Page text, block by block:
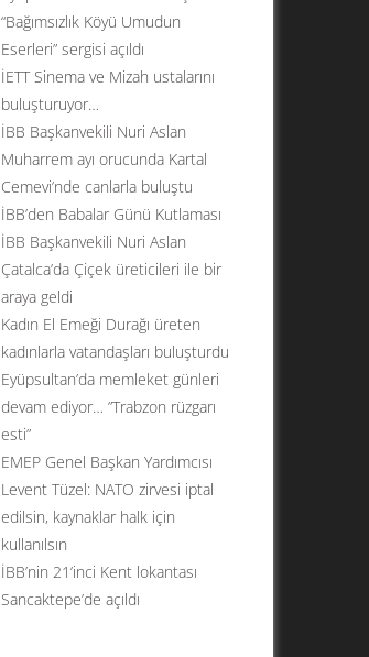
“Bağımsızlık Köyü Umudun
Eserleri” sergisi açıldı
İETT Sinema ve Mizah ustalarını
buluşturuyor…
İBB Başkanvekili Nuri Aslan
Muharrem ayı orucunda Kartal
Cemevi’nde canlarla buluştu
İBB’den Babalar Günü Kutlaması
İBB Başkanvekili Nuri Aslan
Çatalca’da Çiçek üreticileri ile bir
araya geldi
Kadın El Emeği Durağı üreten
kadınlarla vatandaşları buluşturdu
Eyüpsultan’da memleket günleri
devam ediyor… ”Trabzon rüzgarı
esti”
EMEP Genel Başkan Yardımcısı
Levent Tüzel: NATO zirvesi iptal
edilsin, kaynaklar halk için
kullanılsın
İBB’nin 21’inci Kent lokantası
Sancaktepe’de açıldı